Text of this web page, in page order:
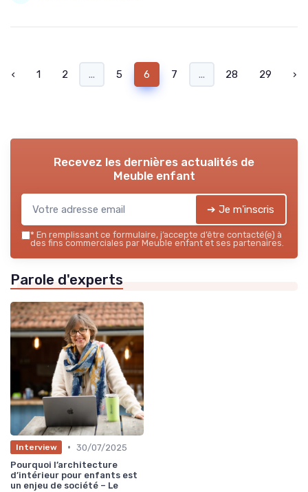
‹ 1 2 ... 5 6 7 ... 28 29 ›
Recevez les dernières actualités de
Meuble enfant
➔ Je m'inscris
* En remplissant ce formulaire, j’accepte d’être contacté(e) à
des fins commerciales par Meuble enfant et ses partenaires.
Parole d'experts
Interview • 30/07/2025
Pourquoi l’architecture
d’intérieur pour enfants est
un enjeu de société – Le